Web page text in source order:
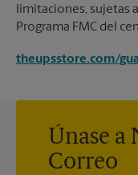
limitaciones, sujetas
Programa FMC del
theupsstore.com/
Únase a
Correo